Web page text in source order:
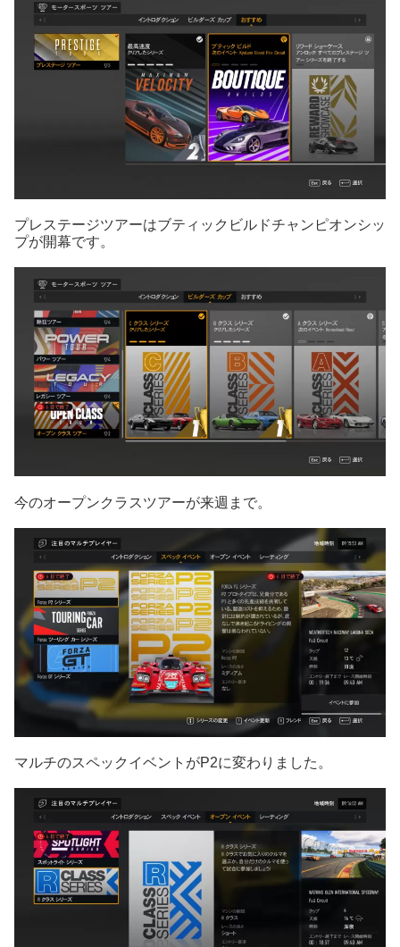
プレステージツアーはブティックビルドチャンピオンシッ
プが開幕です。
今のオープンクラスツアーが来週まで。
マルチのスペックイベントがP2に変わりました。